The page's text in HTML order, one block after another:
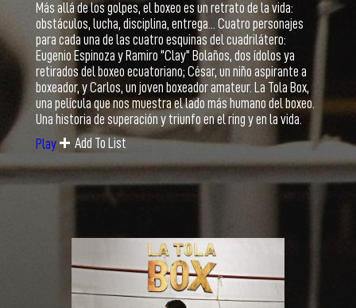
Más allá de los golpes, el boxeo es un retrato de la vida:
obstáculos, lucha, disciplina, entrega... Cuatro personajes
para cada una de las cuatro esquinas del cuadrilátero:
Eugenio Espinoza y Ramiro “Clay” Bolaños, dos ídolos ya
retirados del boxeo ecuatoriano; César, un niño aspirante a
boxeador, y Carlos, un joven boxeador amateur. La Tola Box,
una película que nos muestra el lado más humano del boxeo.
Una historia de superación y triunfo en el ring y en la vida.
Play
Add To List